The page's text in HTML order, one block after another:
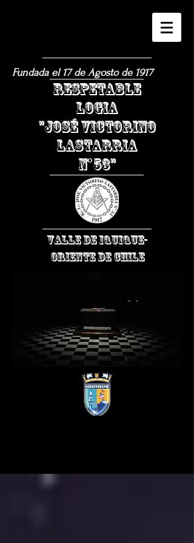
Fundada el 17 de Agosto de 1917
​RESPETABLE
LOGIA
"JOSÉ VICTORINO
LASTARRIA
N°53"
VALLE DE IQUIQUE-
ORIENTE DE CHILE